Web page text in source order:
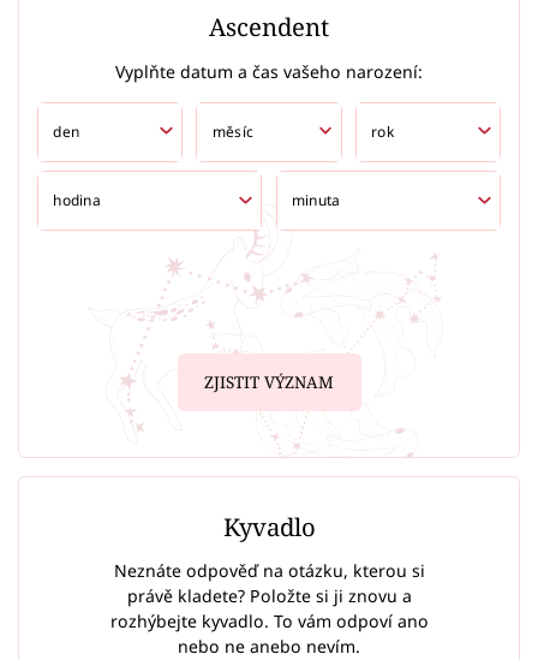
Ascendent
Vyplňte datum a čas vašeho narození:
ZJISTIT VÝZNAM
Kyvadlo
Neznáte odpověď na otázku, kterou si
právě kladete? Položte si ji znovu a
rozhýbejte kyvadlo. To vám odpoví ano
nebo ne anebo nevím.